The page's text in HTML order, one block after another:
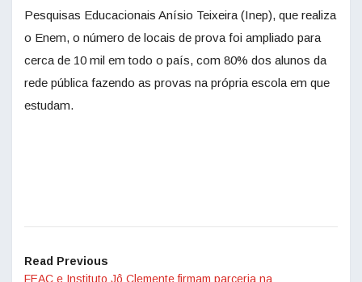
Pesquisas Educacionais Anísio Teixeira (Inep), que realiza
o Enem, o número de locais de prova foi ampliado para
cerca de 10 mil em todo o país, com 80% dos alunos da
rede pública fazendo as provas na própria escola em que
estudam.
Read Previous
FEAC e Instituto Jô Clemente firmam parceria na